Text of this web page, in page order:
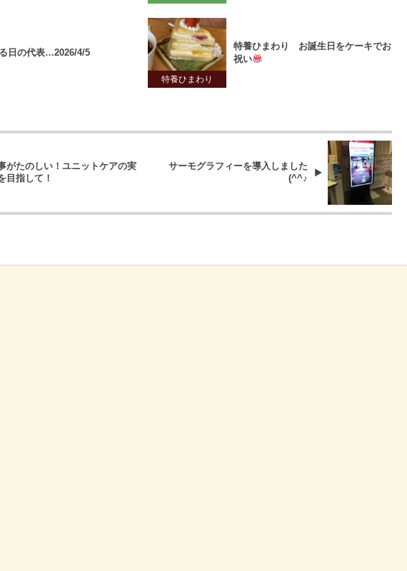
日の代表…2026/4/5
特養ひまわり
特養ひまわり お誕生日をケーキでお
祝い
がたのしい！ユニットケアの実
目指して！
サーモグラフィーを導入しました
(^^♪